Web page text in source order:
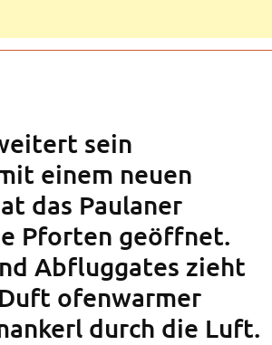
sein
einem neuen
das Paulaner
Pforten geöffnet.
Abfluggates zieht
ofenwarmer
durch die Luft.